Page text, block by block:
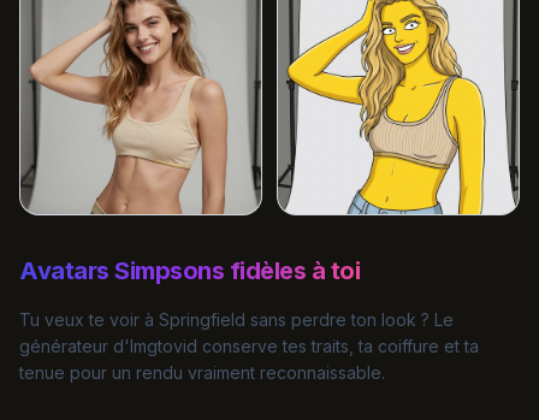
Avatars Simpsons fidèles à toi
Tu veux te voir à Springfield sans perdre ton look ? Le
générateur d'Imgtovid conserve tes traits, ta coiffure et ta
tenue pour un rendu vraiment reconnaissable.